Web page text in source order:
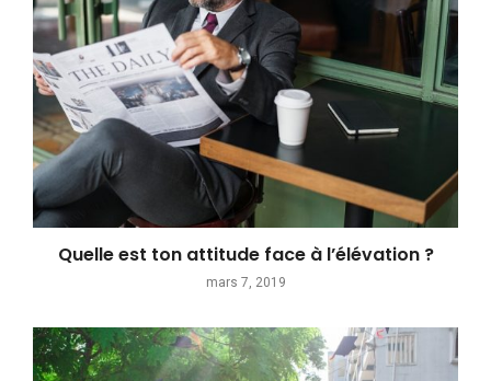
Quelle est ton attitude face à l’élévation ?
mars 7, 2019